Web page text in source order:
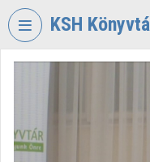
Fejléc kihagyása
KSH
STATISZTIKAI
HIVATAL